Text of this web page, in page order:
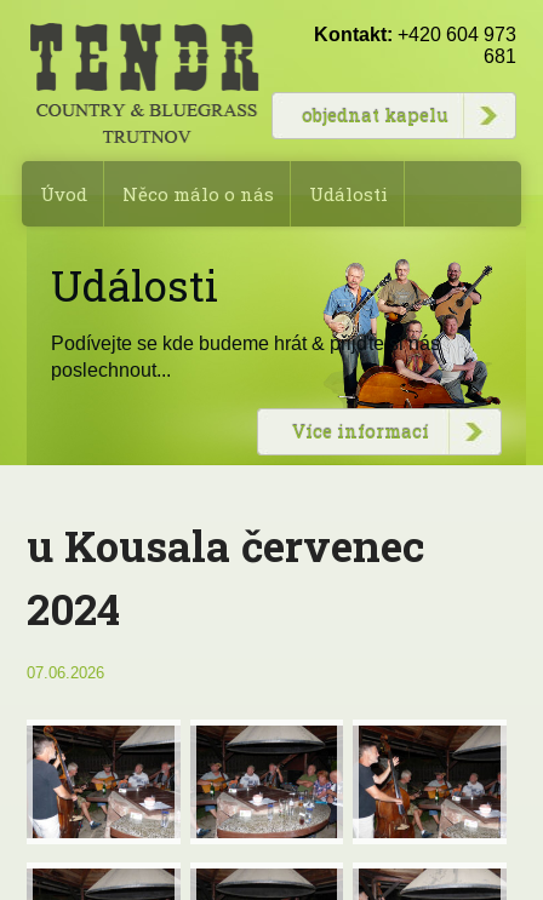
Kontakt: +420 604 973
681
objednat kapelu
Úvod Něco málo o nás Události
Události
Podívejte se kde budeme hrát & přijďte si nás
poslechnout...
Více informací
u Kousala červenec
2024
07.06.2026